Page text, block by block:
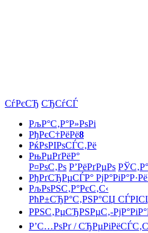
СѓРєСЂ СЂСѓСЃ
РљР°С‚Р°Р»РѕРі
РђРєС†РёРё8
РќРѕРІРѕСЃС‚Рё
РњРµРґРёР°
Р¤РѕС‚Рѕ Р’РёРґРµРѕ
РђРґСЂРµСЃР°
РљРѕРЅС‚Р°РєС‚С‹
РћР±СЂР°С‚РЅР°СЏ
РРЅС‚РµСЂРЅРµС‚-
Р’С…РѕРґ /